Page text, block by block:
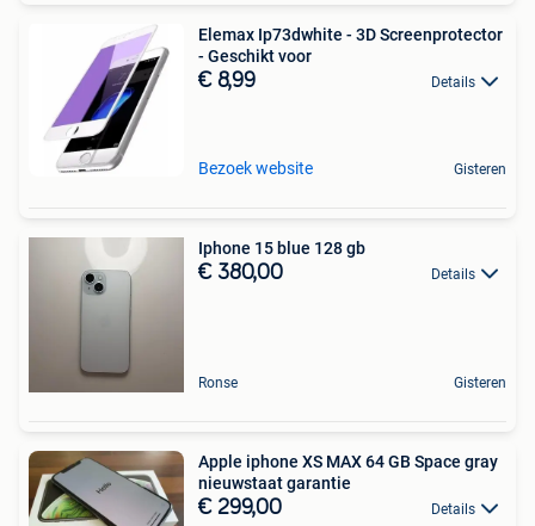
Elemax Ip73dwhite - 3D Screenprotector
- Geschikt voor
€ 8,99 Details
Bezoek website Gisteren
Iphone 15 blue 128 gb
€ 380,00 Details
Ronse Gisteren
Apple iphone XS MAX 64 GB Space gray
nieuwstaat garantie
€ 299,00 Details